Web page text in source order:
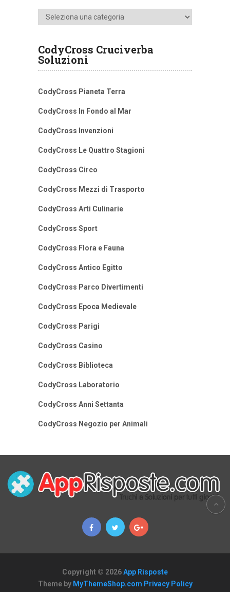
Categorie
CodyCross Cruciverba
Soluzioni
CodyCross Pianeta Terra
CodyCross In Fondo al Mar
CodyCross Invenzioni
CodyCross Le Quattro Stagioni
CodyCross Circo
CodyCross Mezzi di Trasporto
CodyCross Arti Culinarie
CodyCross Sport
CodyCross Flora e Fauna
CodyCross Antico Egitto
CodyCross Parco Divertimenti
CodyCross Epoca Medievale
CodyCross Parigi
CodyCross Casino
CodyCross Biblioteca
CodyCross Laboratorio
CodyCross Anni Settanta
CodyCross Negozio per Animali
Copyright © 2026App Risposte
Theme by MyThemeShop.com Privacy Policy